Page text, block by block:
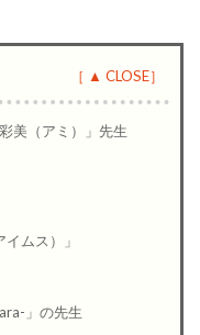
美（アミ）」先生
ムス）」
」の先生